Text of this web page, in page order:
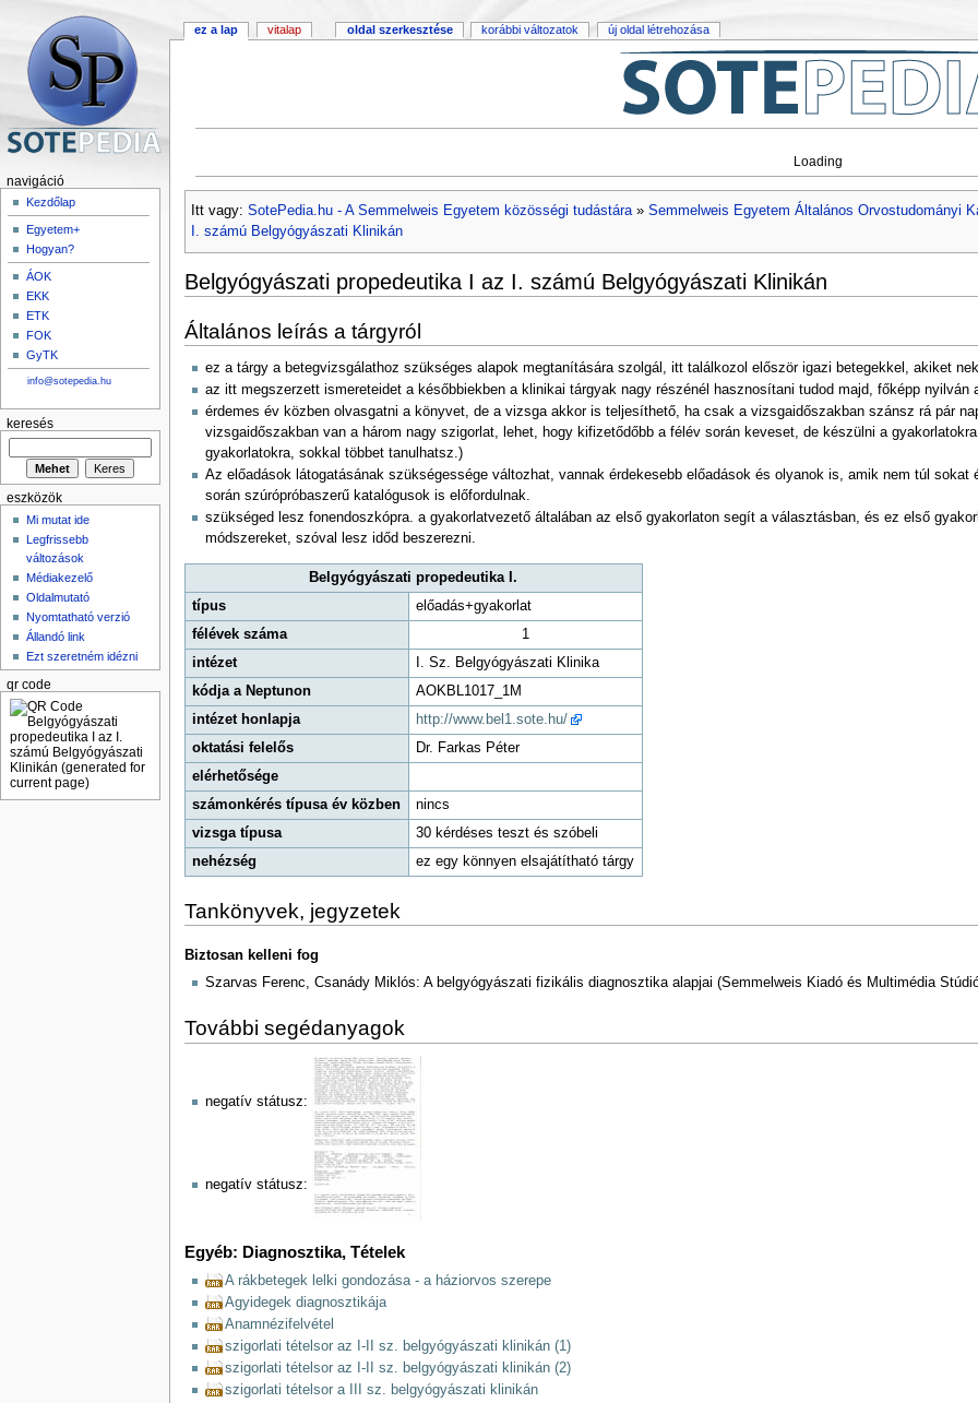
Loading
Itt vagy: SotePedia.hu - A Semmelweis Egyetem közösségi tudástára» Semmelweis Egyetem Általános Orvostudományi
I. számú Belgyógyászati Klinikán
Belgyógyászati propedeutika I az I. számú Belgyógyászati Klinikán
Általános leírás a tárgyról
ez a tárgy a betegvizsgálathoz szükséges alapok megtanítására szolgál, itt találkozol először igazi betegekkel, akiket
az itt megszerzett ismereteidet a későbbiekben a klinikai tárgyak nagy részénél hasznosítani tudod majd, főképp nyilván
érdemes év közben olvasgatni a könyvet, de a vizsga akkor is teljesíthető, ha csak a vizsgaidőszakban szánsz rá pár
vizsgaidőszakban van a három nagy szigorlat, lehet, hogy kifizetődőbb a félév során keveset, de készülni a
gyakorlatokra, sokkal többet tanulhatsz.)
Az előadások látogatásának szükségessége változhat, vannak érdekesebb előadások és olyanok is, amik nem túl
során szúrópróbaszerű katalógusok is előfordulnak.
szükséged lesz fonendoszkópra. a gyakorlatvezető általában az első gyakorlaton segít a választásban, és ez első
módszereket, szóval lesz időd beszerezni.
Belgyógyászati propedeutika I.
típus
előadás+gyakorlat
félévek száma
1
intézet
I. Sz. Belgyógyászati Klinika
kódja a Neptunon
AOKBL1017_1M
intézet honlapja
http://www.bel1.sote.hu/
oktatási felelős
Dr. Farkas Péter
elérhetősége
számonkérés típusa év közben
nincs
vizsga típusa
30 kérdéses teszt és szóbeli
nehézség
ez egy könnyen elsajátítható tárgy
Tankönyvek, jegyzetek
Biztosan kelleni fog
Szarvas Ferenc, Csanády Miklós: A belgyógyászati fizikális diagnosztika alapjai (Semmelweis Kiadó és Multimédia
További segédanyagok
negatív státusz:
negatív státusz:
Egyéb: Diagnosztika, Tételek
A rákbetegek lelki gondozása - a háziorvos szerepe
Agyidegek diagnosztikája
Anamnézifelvétel
szigorlati tételsor az I-II sz. belgyógyászati klinikán (1)
szigorlati tételsor az I-II sz. belgyógyászati klinikán (2)
szigorlati tételsor a III sz. belgyógyászati klinikán
ez a lap vitalap oldal szerkesztése korábbi változatok új oldal létrehozása
navigáció
Kezdőlap
Egyetem+
Hogyan?
ÁOK
EKK
ETK
FOK
GyTK
info@sotepedia.hu
keresés
eszközök
Mi mutat ide
Legfrissebb
változások
Médiakezelő
Oldalmutató
Nyomtatható verzió
Állandó link
Ezt szeretném idézni
qr code